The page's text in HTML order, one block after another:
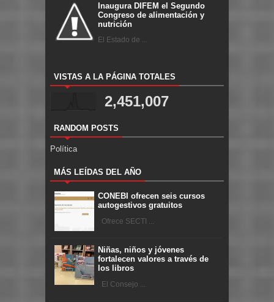
Inaugura DIFEM el Segundo
Congreso de alimentación y
nutrición
El Estado de ...
VISTAS A LA PÁGINA TOTALES
2,451,007
RANDOM POSTS
Política
MÁS LEÍDAS DEL AÑO
CONEBI ofrecen seis cursos
autogestivos gratuitos
Ofrece SECTI ...
Niñas, niños y jóvenes
fortalecen valores a través de
los libros
El Consejo ...